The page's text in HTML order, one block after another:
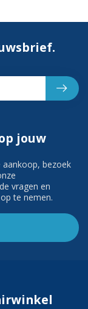
jouw
bezoek
vragen en
te nemen.